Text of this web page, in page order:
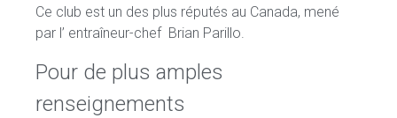
Ce club est un des plus réputés au Canada, mené
par l’ entraîneur-chef Brian Parillo.
Pour de plus amples
renseignements